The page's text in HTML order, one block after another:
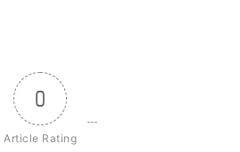
0
Article Rating